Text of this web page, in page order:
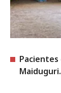
Pacientes
Maiduguri.